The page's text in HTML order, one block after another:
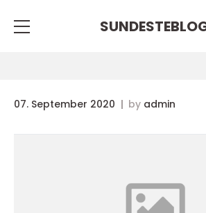
07. September 2020 by admin